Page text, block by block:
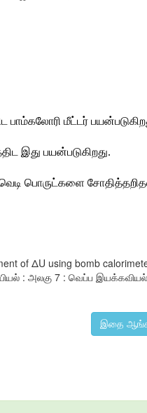
பாம்கலோரி மீட்டர்
இது பயன்படுகிறது.
பொருட்களை
of ΔU using bomb
: அலகு 7 : வெப்ப
இதை